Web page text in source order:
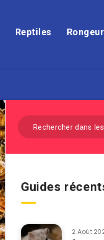
Reptiles
Guides
2 Août